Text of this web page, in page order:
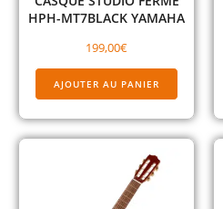
HPH-MT7BLACK YAMAHA
199,00€
AJOUTER AU PANIER